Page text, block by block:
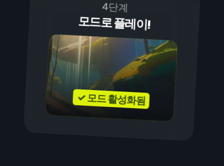
4단계
모드로 플레이!
✓ 모드 활성화됨